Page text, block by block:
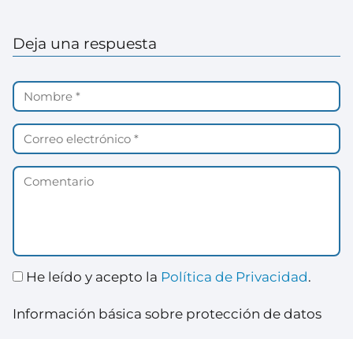
Deja una respuesta
He leído y acepto la Política de Privacidad.
Información básica sobre protección de datos